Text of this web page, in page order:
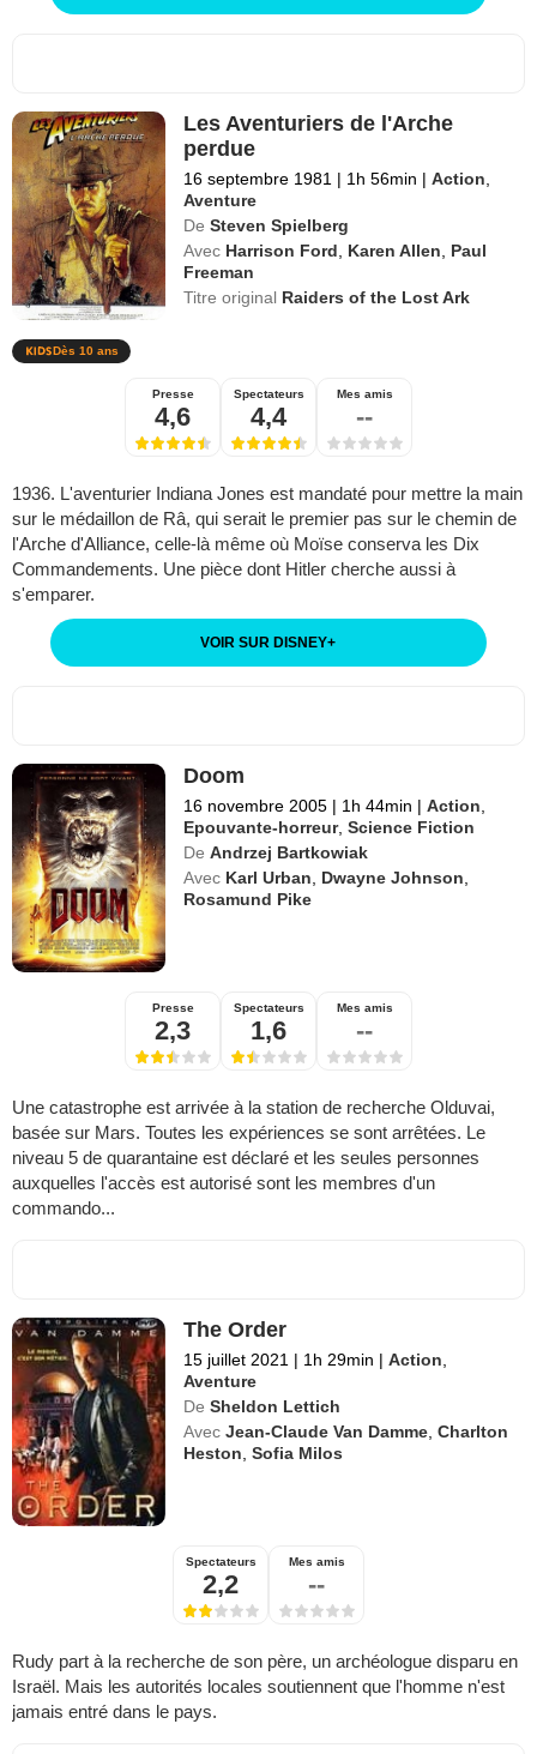
Les Aventuriers de l'Arche
perdue
16 septembre 1981 | 1h 56min | Action
Aventure
De Steven Spielberg
Avec Harrison Ford Karen Allen
Paul
Freeman
Titre original Raiders of the Lost Ark
Dès 10 ans
Presse
4,6
Spectateurs
4,4
Mes amis
--
1936. L'aventurier Indiana Jones est mandaté pour mettre la main
sur le médaillon de Râ, qui serait le premier pas sur le chemin de
l'Arche d'Alliance, celle-là même où Moïse conserva les Dix
Commandements. Une pièce dont Hitler cherche aussi à
s'emparer.
VOIR SUR DISNEY+
Doom
16 novembre 2005 | 1h 44min | Action
Epouvante-horreur,Science Fiction
De Andrzej Bartkowiak
Avec Karl Urban Dwayne Johnson
Rosamund Pike
Presse
2,3
Spectateurs
1,6
Mes amis
--
Une catastrophe est arrivée à la station de recherche Olduvai,
basée sur Mars. Toutes les expériences se sont arrêtées. Le
niveau 5 de quarantaine est déclaré et les seules personnes
auxquelles l'accès est autorisé sont les membres d'un
commando...
The Order
15 juillet 2021 | 1h 29min | Action
Aventure
De Sheldon Lettich
Avec Jean-Claude Van Damme ,Charlton
Heston ,Sofia Milos
Spectateurs
2,2
Mes amis
--
Rudy part à la recherche de son père, un archéologue disparu en
Israël. Mais les autorités locales soutiennent que l'homme n'est
jamais entré dans le pays.